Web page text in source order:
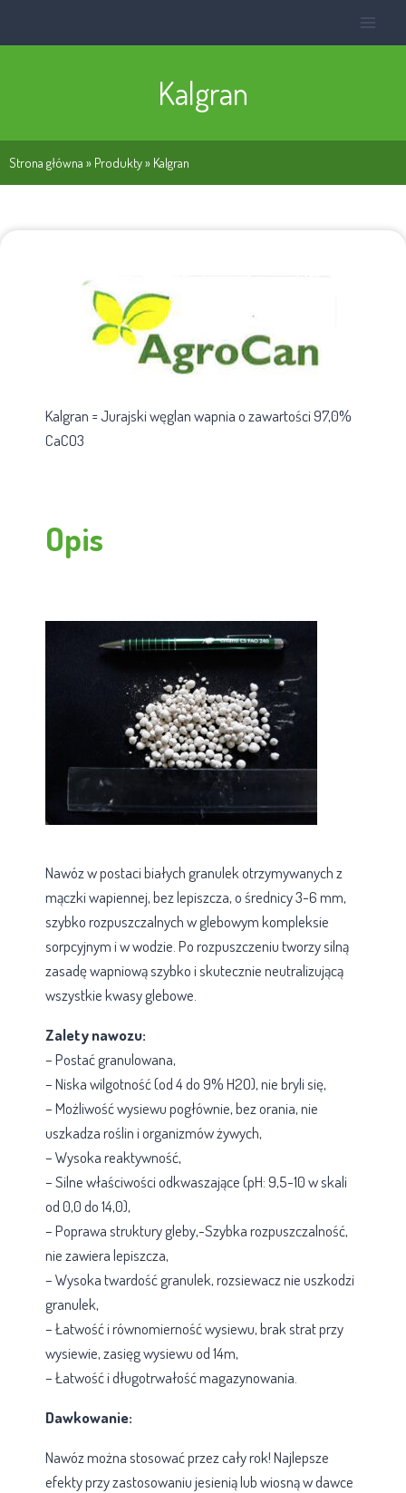
Kalgran
Strona główna » Produkty» Kalgran
Kalgran = Jurajski węglan wapnia o zawartości 97,0%
CaCO3
Opis
Nawóz w postaci białych granulek otrzymywanych z
mączki wapiennej, bez lepiszcza, o średnicy 3-6 mm,
szybko rozpuszczalnych w glebowym kompleksie
sorpcyjnym i w wodzie. Po rozpuszczeniu tworzy silną
zasadę wapniową szybko i skutecznie neutralizującą
wszystkie kwasy glebowe.
Zalety nawozu:
– Postać granulowana,
– Niska wilgotność (od 4 do 9% H2O), nie bryli się,
– Możliwość wysiewu pogłównie, bez orania, nie
uszkadza roślin i organizmów żywych,
– Wysoka reaktywność,
– Silne właściwości odkwaszające (pH: 9,5-10 w skali
od 0,0 do 14,0),
– Poprawa struktury gleby,-Szybka rozpuszczalność,
nie zawiera lepiszcza,
– Wysoka twardość granulek, rozsiewacz nie uszkodzi
granulek,
– Łatwość i równomierność wysiewu, brak strat przy
wysiewie, zasięg wysiewu od 14m,
– Łatwość i długotrwałość magazynowania.
Dawkowanie:
Nawóz można stosować przez cały rok! Najlepsze
efekty przy zastosowaniu jesienią lub wiosną w dawce